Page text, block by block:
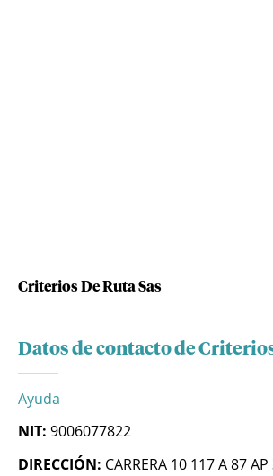
Criterios De Ruta Sas
Datos de contacto de
Ayuda
NIT: 9006077822
DIRECCIÓN: CARRERA 10 117 A 87